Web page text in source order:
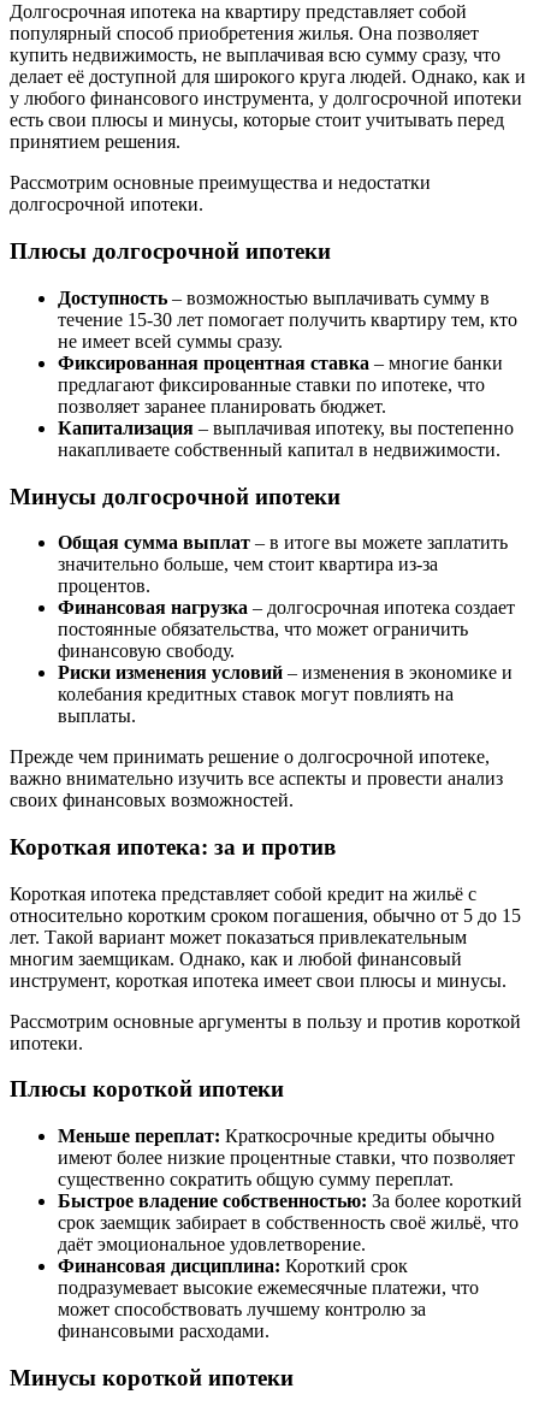
Долгосрочная ипотека на квартиру представляет собой
популярный способ приобретения жилья. Она позволяет
купить недвижимость, не выплачивая всю сумму сразу, что
делает её доступной для широкого круга людей. Однако, как и
у любого финансового инструмента, у долгосрочной ипотеки
есть свои плюсы и минусы, которые стоит учитывать перед
принятием решения.
Рассмотрим основные преимущества и недостатки
долгосрочной ипотеки.
Плюсы долгосрочной ипотеки
Доступность – возможностью выплачивать сумму в
течение 15-30 лет помогает получить квартиру тем, кто
не имеет всей суммы сразу.
Фиксированная процентная ставка – многие банки
предлагают фиксированные ставки по ипотеке, что
позволяет заранее планировать бюджет.
Капитализация – выплачивая ипотеку, вы постепенно
накапливаете собственный капитал в недвижимости.
Минусы долгосрочной ипотеки
Общая сумма выплат – в итоге вы можете заплатить
значительно больше, чем стоит квартира из-за
процентов.
Финансовая нагрузка – долгосрочная ипотека создает
постоянные обязательства, что может ограничить
финансовую свободу.
Риски изменения условий – изменения в экономике и
колебания кредитных ставок могут повлиять на
выплаты.
Прежде чем принимать решение о долгосрочной ипотеке,
важно внимательно изучить все аспекты и провести анализ
своих финансовых возможностей.
Короткая ипотека: за и против
Короткая ипотека представляет собой кредит на жильё с
относительно коротким сроком погашения, обычно от 5 до 15
лет. Такой вариант может показаться привлекательным
многим заемщикам. Однако, как и любой финансовый
инструмент, короткая ипотека имеет свои плюсы и минусы.
Рассмотрим основные аргументы в пользу и против короткой
ипотеки.
Плюсы короткой ипотеки
Меньше переплат: Краткосрочные кредиты обычно
имеют более низкие процентные ставки, что позволяет
существенно сократить общую сумму переплат.
Быстрое владение собственностью: За более короткий
срок заемщик забирает в собственность своё жильё, что
даёт эмоциональное удовлетворение.
Финансовая дисциплина: Короткий срок
подразумевает высокие ежемесячные платежи, что
может способствовать лучшему контролю за
финансовыми расходами.
Минусы короткой ипотеки